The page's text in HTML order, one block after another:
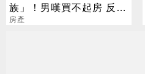
族」！男嘆買不起房 反遭
網噴爆
房產